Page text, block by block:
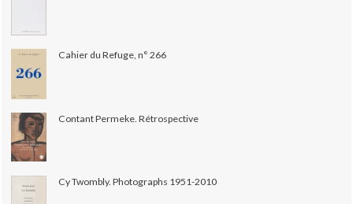
Cahier du Refuge, n° 266
Contant Permeke. Rétrospective
Cy Twombly. Photographs 1951-2010